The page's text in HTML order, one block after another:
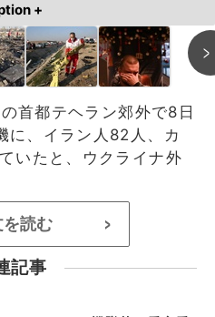
+
首都テヘラン郊外で8日
に、イラン人82人、カ
いたと、ウクライナ外
読む >
記事